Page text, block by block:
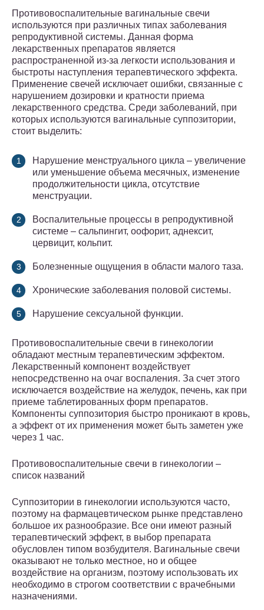
Противовоспалительные вагинальные свечи
используются при различных типах заболевания
репродуктивной системы. Данная форма
лекарственных препаратов является
распространенной из-за легкости использования и
быстроты наступления терапевтического эффекта.
Применение свечей исключает ошибки, связанные с
нарушением дозировки и кратности приема
лекарственного средства. Среди заболеваний, при
которых используются вагинальные суппозитории,
стоит выделить:
Нарушение менструального цикла – увеличение
или уменьшение объема месячных, изменение
продолжительности цикла, отсутствие
менструации.
Воспалительные процессы в репродуктивной
системе – сальпингит, оофорит, аднексит,
цервицит, кольпит.
Болезненные ощущения в области малого таза.
Хронические заболевания половой системы.
Нарушение сексуальной функции.
Противовоспалительные свечи в гинекологии
обладают местным терапевтическим эффектом.
Лекарственный компонент воздействует
непосредственно на очаг воспаления. За счет этого
исключается воздействие на желудок, печень, как при
приеме таблетированных форм препаратов.
Компоненты суппозитория быстро проникают в кровь,
а эффект от их применения может быть заметен уже
через 1 час.
Противовоспалительные свечи в гинекологии –
список названий
Суппозитории в гинекологии используются часто,
поэтому на фармацевтическом рынке представлено
большое их разнообразие. Все они имеют разный
терапевтический эффект, в выбор препарата
обусловлен типом возбудителя. Вагинальные свечи
оказывают не только местное, но и общее
воздействие на организм, поэтому использовать их
необходимо в строгом соответствии с врачебными
назначениями.